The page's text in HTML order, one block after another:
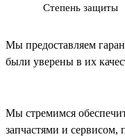
Степень защиты
Мы предоставляем
были уверены в их
Мы стремимся
запчастями и сервисом,